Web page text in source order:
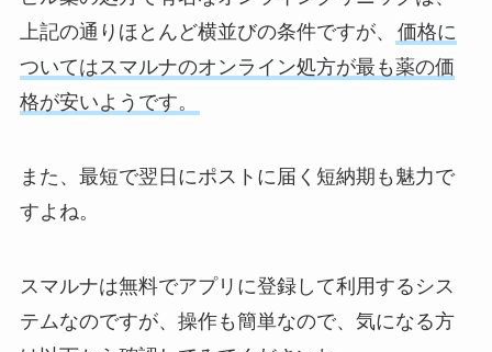
上記の通りほとんど横並びの条件ですが、
価格に
ついてはスマルナのオンライン処方が最も薬の価
格が安いようです。
また、最短で翌日にポストに届く短納期も魅力で
すよね。
スマルナは無料でアプリに登録して利用するシス
テムなのですが、操作も簡単なので、気になる方